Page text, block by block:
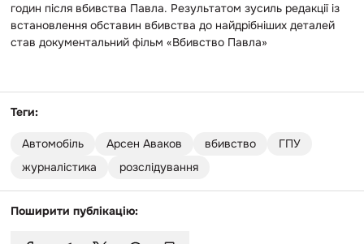
годин після вбивства Павла. Результатом зусиль редакції із
встановлення обставин вбивства до найдрібніших деталей
став документальний фільм «Вбивство Павла»
Теги:
Автомобіль Арсен Аваков вбивство
ГПУ
журналістика
розслідування
Поширити публікацію: